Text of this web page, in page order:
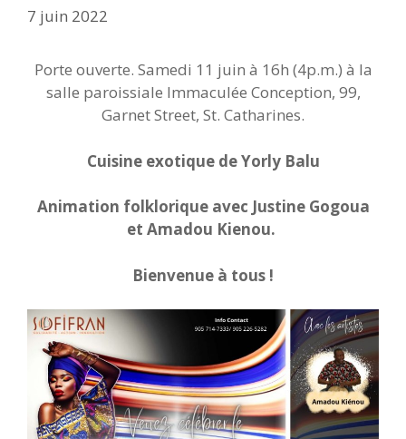
7 juin 2022
Porte ouverte. Samedi 11 juin à 16h (4p.m.) à la
salle paroissiale Immaculée Conception, 99,
Garnet Street, St. Catharines.
Cuisine exotique de Yorly Balu
Animation folklorique avec Justine Gogoua
et Amadou Kienou.
Bienvenue à tous !